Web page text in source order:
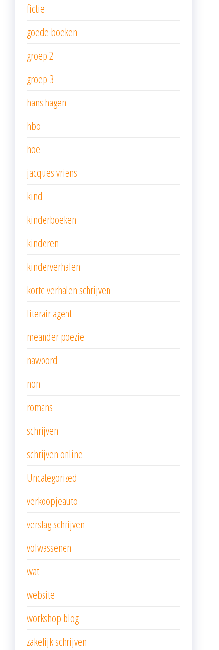
fictie
goede boeken
groep 2
groep 3
hans hagen
hbo
hoe
jacques vriens
kind
kinderboeken
kinderen
kinderverhalen
korte verhalen schrijven
literair agent
meander poezie
nawoord
non
romans
schrijven
schrijven online
Uncategorized
verkoopjeauto
verslag schrijven
volwassenen
wat
website
workshop blog
zakelijk schrijven